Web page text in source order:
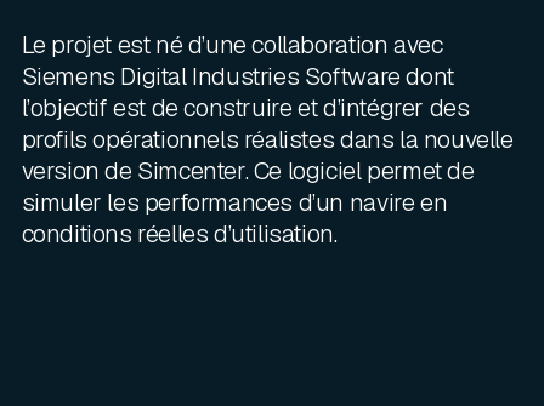
Le projet est né d’une collaboration avec
Siemens Digital Industries Software dont
l’objectif est de construire et d’intégrer des
profils opérationnels réalistes dans la nouvelle
version de Simcenter. Ce logiciel permet de
simuler les performances d’un navire en
conditions réelles d’utilisation.